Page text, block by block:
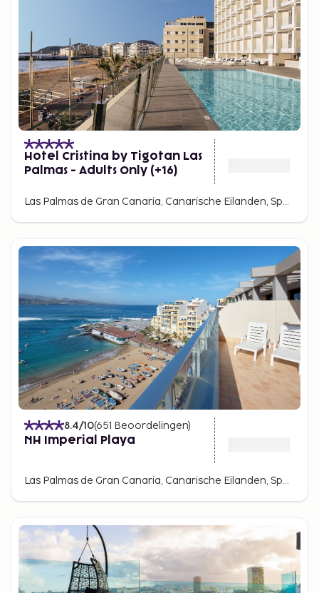
Hotel Cristina by Tigotan Las
Palmas - Adults Only (+16)
Las Palmas de Gran Canaria, Canarische Eilanden, Spanje
8.4/10(651 Beoordelingen)
NH Imperial Playa
Las Palmas de Gran Canaria, Canarische Eilanden, Spanje